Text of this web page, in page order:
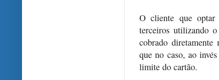
O cliente que
terceiros utilizando
cobrado
que no caso, ao
limite do cartão.